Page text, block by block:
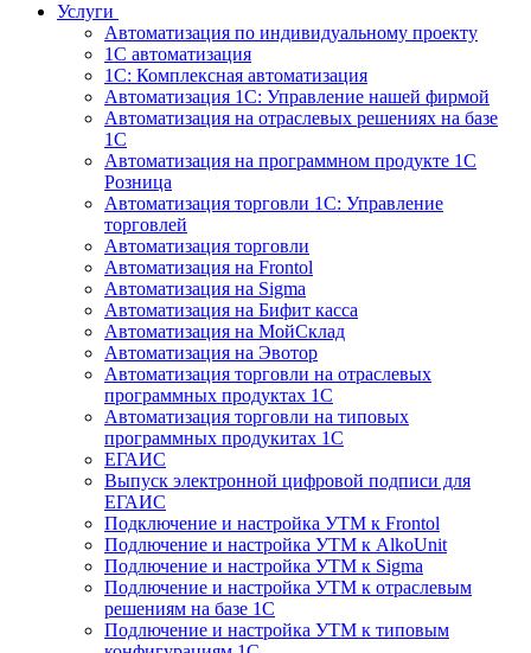
Услуги
Автоматизация по индивидуальному проекту
1С автоматизация
1С: Комплексная автоматизация
Автоматизация 1С: Управление нашей фирмой
Автоматизация на отраслевых решениях на базе
1С
Автоматизация на программном продукте 1С
Розница
Автоматизация торговли 1С: Управление
торговлей
Автоматизация торговли
Автоматизация на Frontol
Автоматизация на Sigma
Автоматизация на Бифит касса
Автоматизация на МойСклад
Автоматизация на Эвотор
Автоматизация торговли на отраслевых
программных продуктах 1С
Автоматизация торговли на типовых
программных продукитах 1С
ЕГАИС
Выпуск электронной цифровой подписи для
ЕГАИС
Подключение и настройка УТМ к Frontol
Подлючение и настройка УТМ к AlkoUnit
Подлючение и настройка УТМ к Sigma
Подлючение и настройка УТМ к отраслевым
решениям на базе 1С
Подлючение и настройка УТМ к типовым